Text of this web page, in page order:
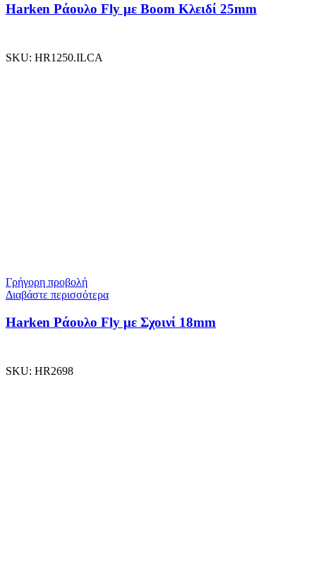
Harken Ράουλο Fly με Boom Κλειδί 25mm
SKU: HR1250.ILCA
Γρήγορη προβολή
Διαβάστε περισσότερα
Harken Ράουλο Fly με Σχοινί 18mm
SKU: HR2698